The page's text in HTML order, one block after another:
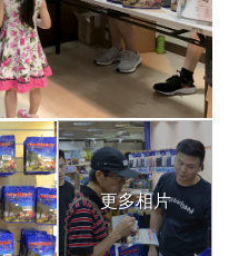
更多相片